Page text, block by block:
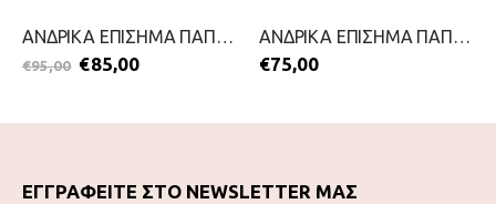
ΑΝΔΡΙΚΑ ΕΠΙΣΗΜΑ ΠΑΠΟΥΤΣΙΑ-STEVE KOMMON-2599-0337-ΚΑΦΕ
€95,00 €85,00
ΑΝΔΡΙΚΑ ΕΠΙΣΗΜΑ ΠΑΠΟΥΤΣΙΑ-STEVE KOMMON-2299-0384-ΜΑΥΡΟ
€75,00
ΕΓΓΡΑΦΕΙΤΕ ΣΤΟ NEWSLETTER ΜΑΣ